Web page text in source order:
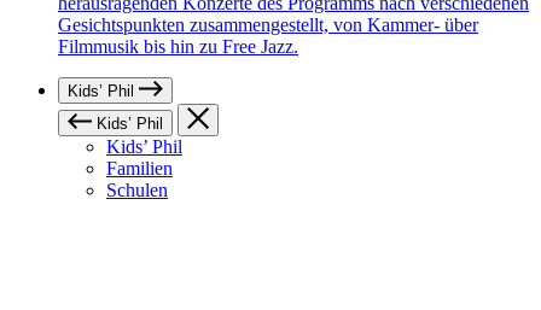
Gesichtspunkten zusammengestellt, von Kammer- über
Filmmusik bis hin zu Free Jazz.
Kids’ Phil
Kids’ Phil
Kids’ Phil
Familien
Schulen